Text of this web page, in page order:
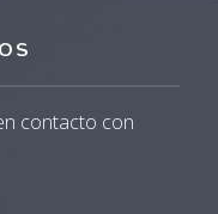
contacto con